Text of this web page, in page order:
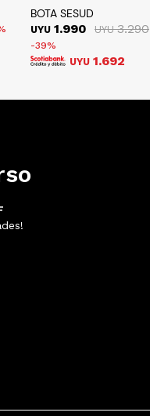
BOTA SESUD
UYU 1.990 UYU 3.290
39
UYU 1.692